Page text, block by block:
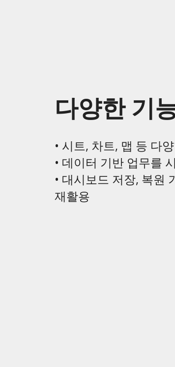
다양한 기
• 시트, 차트, 맵 등 다
• 데이터 기반 업무를
• 대시보드 저장, 복원
재활용